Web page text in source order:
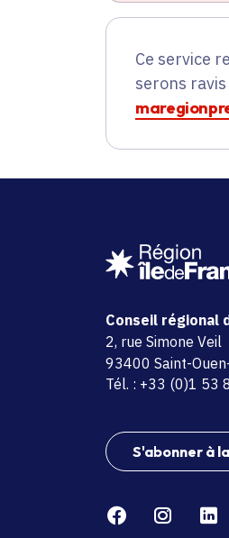
Ce service
serons
Conseil régional
adresse
2, rue Simone Veil
code postal et
93400 Saint-
Tél. : +33 (0)1 53
S'abonner à
Facebook